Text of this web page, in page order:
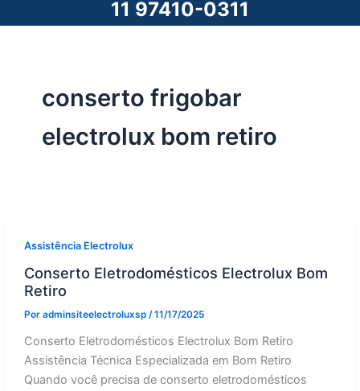
11 97410-0311
conserto frigobar
electrolux bom retiro
Assistência Electrolux
Conserto Eletrodomésticos Electrolux Bom
Retiro
Por adminsiteelectroluxsp /11/17/2025
Conserto Eletrodomésticos Electrolux Bom Retiro
Assistência Técnica Especializada em Bom Retiro
Quando você precisa de conserto eletrodomésticos